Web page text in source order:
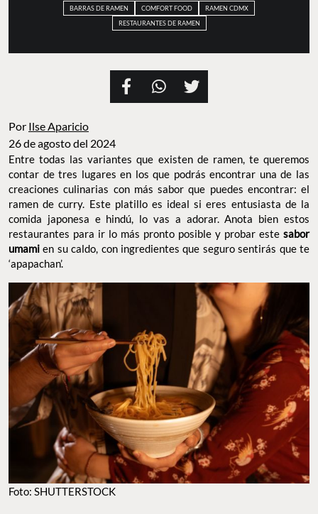
BARRAS DE RAMEN COMFORT FOOD
RAMEN CDMX
RESTAURANTES DE RAMEN
Por Ilse Aparicio
26 de agosto del 2024
Entre todas las variantes que existen de ramen, te queremos
contar de tres lugares en los que podrás encontrar una de las
creaciones culinarias con más sabor que puedes encontrar: el
ramen de curry. Este platillo es ideal si eres entusiasta de la
comida japonesa e hindú, lo vas a adorar. Anota bien estos
restaurantes para ir lo más pronto posible y probar este sabor
umamien su caldo, con ingredientes que seguro sentirás que te
‘apapachan’.
Foto: SHUTTERSTOCK